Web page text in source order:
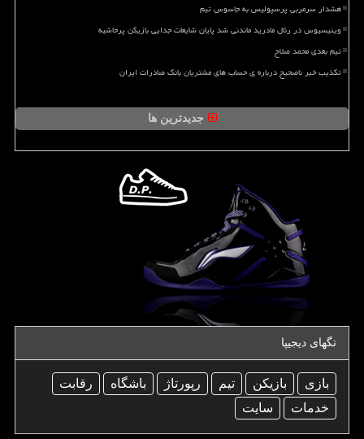
هشدار سرمربی پرسپولیس به جاسوس تیم
وینیسیوس در رئال مادرید ماندنی شد پایان شایعات جدایی بازیکن پرحاشیه
تیم بعدی محمد صلاح
تکذیب خبر ناصحیح درباره ی حساب های مشتریان بانک صادرات ایران
جدیدترین ها
تگهای دیجیپا
بازی بازیكن تیم رپورتاژ باشگاه
رقابت
خدمات
سایت